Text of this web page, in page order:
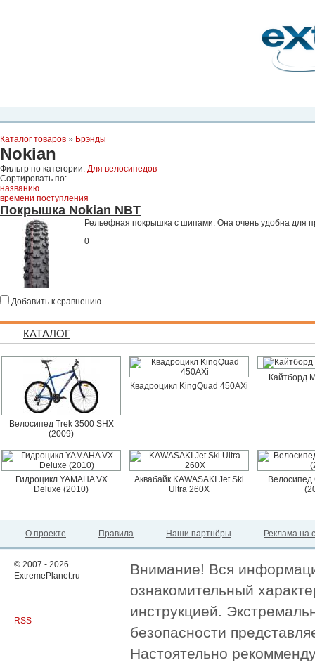
Каталог товаров » Брэнды
Nokian
Фильтр по категории: Для велосипедов
Сортировать по:
названию
времени поступления
Покрышка Nokian NBT
Рельефная покрышка с шипами. Она очень удобна для
0
Добавить к сравнению
КАТАЛОГ
Велосипед Trek 3500 SHX
(2009)
Квадроцикл KingQuad 450AXi
Кайтборд
Гидроцикл YAMAHA VX
Deluxe (2010)
Аквабайк KAWASAKI Jet Ski
Ultra 260X
Велосипед
О проекте Правила Наши партнёры Реклама на
© 2007 - 2026
ExtremePlanet.ru
RSS
Внимание! Вся
ознакомительный
инструкцией.
безопасности
Настоятельно